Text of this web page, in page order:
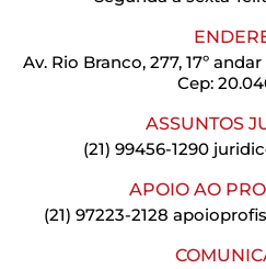
Av. Rio Branco, 277, 17º
Cep:
ASSUNTOS
(21) 99456-1290
APOIO AO
(21) 97223-2128